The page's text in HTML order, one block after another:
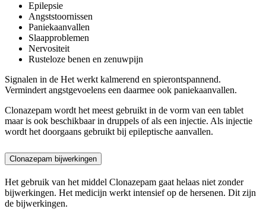
Epilepsie
Angststoornissen
Paniekaanvallen
Slaapproblemen
Nervositeit
Rusteloze benen en zenuwpijn
Signalen in de Het werkt kalmerend en spierontspannend.
Vermindert angstgevoelens een daarmee ook paniekaanvallen.
Clonazepam wordt het meest gebruikt in de vorm van een tablet
maar is ook beschikbaar in druppels of als een injectie. Als injectie
wordt het doorgaans gebruikt bij epileptische aanvallen.
Clonazepam bijwerkingen
Het gebruik van het middel Clonazepam gaat helaas niet zonder
bijwerkingen. Het medicijn werkt intensief op de hersenen. Dit zijn
de bijwerkingen.